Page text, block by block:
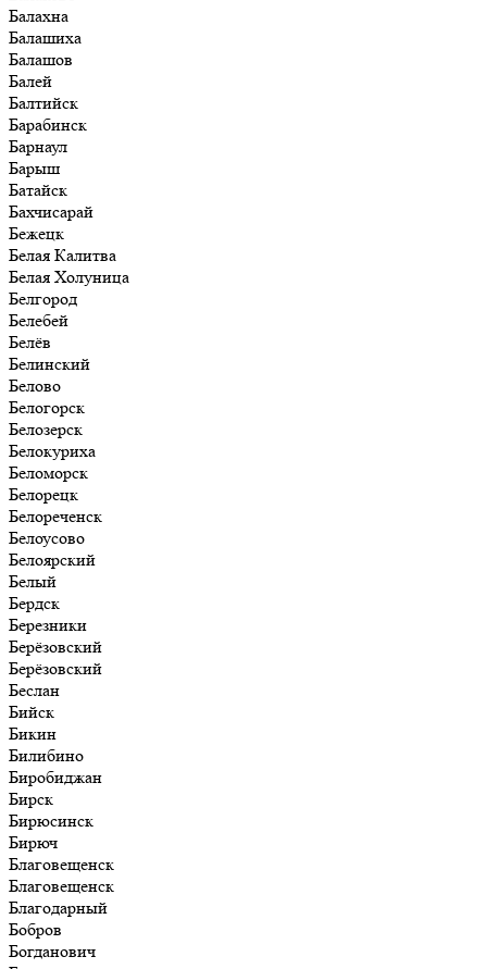
Балахна
Балашиха
Балашов
Балей
Балтийск
Барабинск
Барнаул
Барыш
Батайск
Бахчисарай
Бежецк
Белая Калитва
Белая Холуница
Белгород
Белебей
Белёв
Белинский
Белово
Белогорск
Белозерск
Белокуриха
Беломорск
Белорецк
Белореченск
Белоусово
Белоярский
Белый
Бердск
Березники
Берёзовский
Берёзовский
Беслан
Бийск
Бикин
Билибино
Биробиджан
Бирск
Бирюсинск
Бирюч
Благовещенск
Благовещенск
Благодарный
Бобров
Богданович